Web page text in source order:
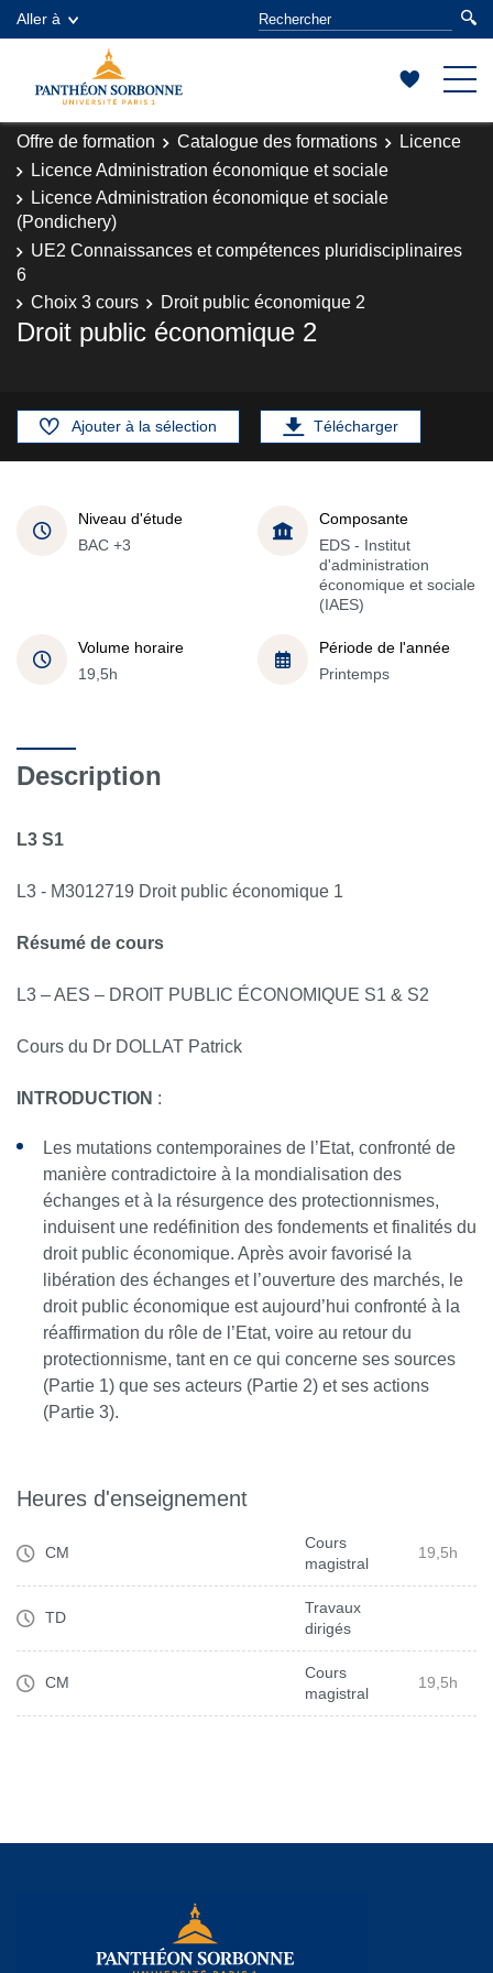
Aller à
Offre de formation Catalogue des formations
Licence
Licence Administration économique et sociale
Licence Administration économique et sociale
(Pondichery)
UE2 Connaissances et compétences pluridisciplinaires
6
Choix 3 cours
Droit public économique 2
Droit public économique 2
Ajouter à la sélection Télécharger
Niveau d'étude
BAC +3
Composante
EDS - Institut
d'administration
économique et sociale
(IAES)
Volume horaire
19,5h
Période de l'année
Printemps
Description
L3 S1
L3 - M3012719 Droit public économique 1
Résumé de cours
L3 – AES – DROIT PUBLIC ÉCONOMIQUE S1 & S2
Cours du Dr DOLLAT Patrick
INTRODUCTION :
Les mutations contemporaines de l’Etat, confronté de
manière contradictoire à la mondialisation des
échanges et à la résurgence des protectionnismes,
induisent une redéfinition des fondements et finalités du
droit public économique. Après avoir favorisé la
libération des échanges et l’ouverture des marchés, le
droit public économique est aujourd’hui confronté à la
réaffirmation du rôle de l’Etat, voire au retour du
protectionnisme, tant en ce qui concerne ses sources
(Partie 1) que ses acteurs (Partie 2) et ses actions
(Partie 3).
Heures d'enseignement
CM
Cours
magistral
19,5h
TD
Travaux
dirigés
CM
Cours
magistral
19,5h